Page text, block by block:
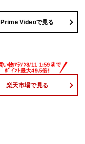
Prime Videoで見る
楽天市場で見る